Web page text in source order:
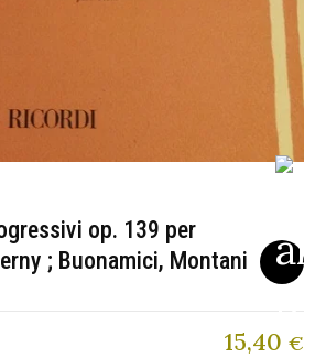
op. 139 per
; Buonamici, Montani
15,40 €